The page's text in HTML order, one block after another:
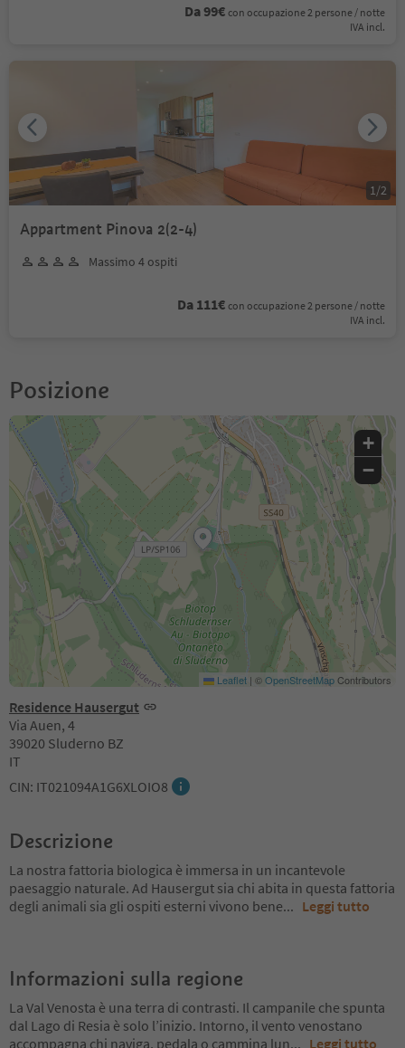
Da 99€ con occupazione 2 persone / notte
IVA incl.
Appartment Pinova 2(2-4)
Massimo 4 ospiti
Da 111€ con occupazione 2 persone / notte
IVA incl.
1 /2
Posizione
Residence Hausergut
Via Auen, 4
39020 Sluderno BZ
IT
CIN: IT021094A1G6XLOIO8
+
−
Leaflet | ©OpenStreetMapContributors
Descrizione
La nostra fattoria biologica è immersa in un incantevole
paesaggio naturale. Ad Hausergut sia chi abita in questa fattoria
degli animali sia gli ospiti esterni vivono bene... Leggi tutto
Informazioni sulla regione
La Val Venosta è una terra di contrasti. Il campanile che spunta
dal Lago di Resia è solo l’inizio. Intorno, il vento venostano
accompagna chi naviga, pedala o cammina lun... Leggi tutto